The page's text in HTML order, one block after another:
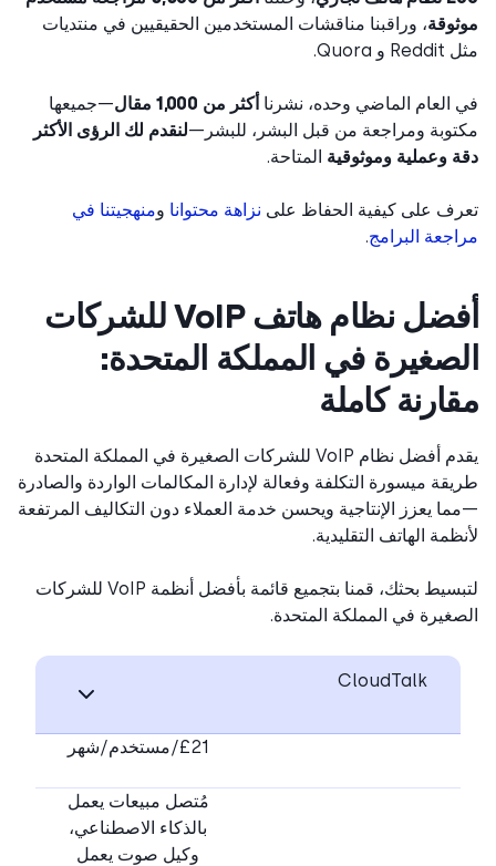
، وراقبنا مناقشات المستخدمين الحقيقيين في منتديات
العام الماضي وحده، نشرناأكثر من 1,000 مقال
—جميعها
ومراجعة من قبل البشر، للبشر—لنقدم لك الرؤى الأكثر
وعملية وموثوقيةالمتاحة.
على كيفية الحفاظ على نزاهة محتواناومنهجيتنا في
البرامج.
أفضل نظام هاتف VoIP للشركات
في المملكة المتحدة:
كاملة
يقدم أفضل نظام VoIP للشركات الصغيرة في المملكة المتحدة
ميسورة التكلفة وفعالة لإدارة المكالمات الواردة والصادرة
يعزز الإنتاجية ويحسن خدمة العملاء دون التكاليف المرتفعة
الهاتف التقليدية.
لتبسيط بحثك، قمنا بتجميع قائمة بأفضل أنظمة VoIP للشركات
في المملكة المتحدة.
CloudTalk
مُتصل مبيعات يعمل
بالذكاء الاصطناعي،
وكيل صوت يعمل